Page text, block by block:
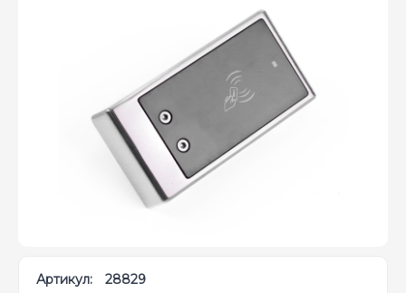
Артикул: 28829